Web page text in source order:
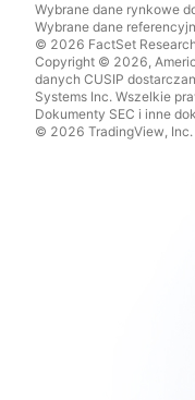
Wybrane dane rynkowe
Wybrane dane
© 2026 FactSet
Copyright © 2026,
danych CUSIP
Systems Inc. Wszelkie
Dokumenty SEC i inne
© 2026 TradingView, Inc.